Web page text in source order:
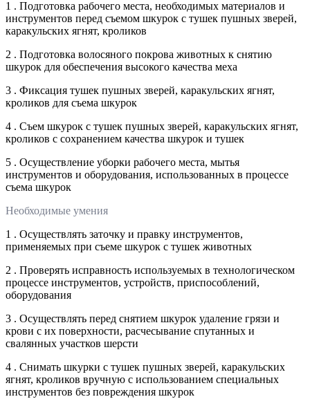
1 . Подготовка рабочего места, необходимых материалов и
инструментов перед съемом шкурок с тушек пушных зверей,
каракульских ягнят, кроликов
2 . Подготовка волосяного покрова животных к снятию
шкурок для обеспечения высокого качества меха
3 . Фиксация тушек пушных зверей, каракульских ягнят,
кроликов для съема шкурок
4 . Съем шкурок с тушек пушных зверей, каракульских ягнят,
кроликов с сохранением качества шкурок и тушек
5 . Осуществление уборки рабочего места, мытья
инструментов и оборудования, использованных в процессе
съема шкурок
Необходимые умения
1 . Осуществлять заточку и правку инструментов,
применяемых при съеме шкурок с тушек животных
2 . Проверять исправность используемых в технологическом
процессе инструментов, устройств, приспособлений,
оборудования
3 . Осуществлять перед снятием шкурок удаление грязи и
крови с их поверхности, расчесывание спутанных и
свалянных участков шерсти
4 . Снимать шкурки с тушек пушных зверей, каракульских
ягнят, кроликов вручную с использованием специальных
инструментов без повреждения шкурок